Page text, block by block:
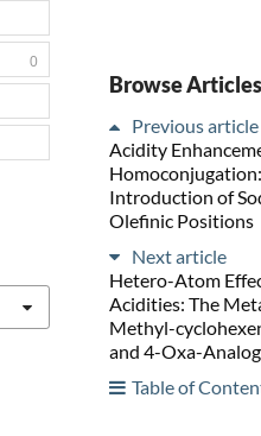
0
Browse Articles
Previous article
Acidity
Introduction of
Olefinic Positions
Next article
Hetero-Atom
Acidities: The
Methyl-
and 4-Oxa-
Table of